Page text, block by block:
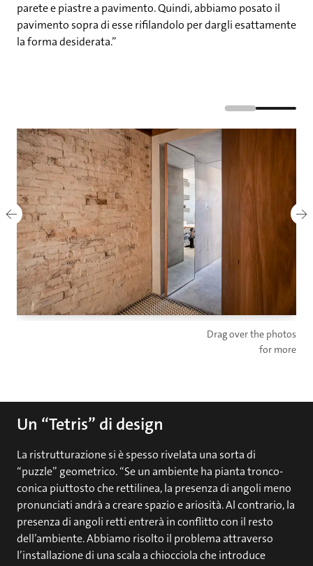
parete e piastre a pavimento. Quindi, abbiamo posato il
pavimento sopra di esse rifilandolo per dargli esattamente
la forma desiderata.”
Drag over the photos
for more
Un “Tetris” di design
La ristrutturazione si è spesso rivelata una sorta di
“puzzle” geometrico. “Se un ambiente ha pianta tronco-
conica piuttosto che rettilinea, la presenza di angoli meno
pronunciati andrà a creare spazio e ariosità. Al contrario, la
presenza di angoli retti entrerà in conflitto con il resto
dell’ambiente. Abbiamo risolto il problema attraverso
l’installazione di una scala a chiocciola che introduce